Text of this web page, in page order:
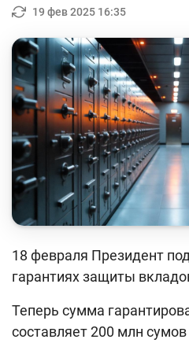
Финансовый рынок
Денежно-кредитная
Финансовая
Права потребителей
Предпринимательство
Исламское
Учебные
Интерактивные
19 фев 2025 16:35
18 февраля Президент
гарантиях защиты
Теперь сумма
составляет 200 млн